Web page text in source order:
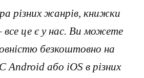
різних жанрів, книжки
все це є у нас. Ви можете
безкоштовно на
Android або iOS в різних